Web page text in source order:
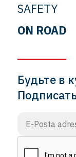
SAFETY
ON ROAD
Будьте в